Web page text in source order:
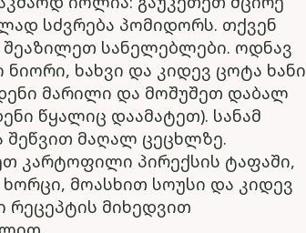
სძვრება პომიდორს. თქვენ
სანელებლები. ოდნავ
ხახვი და კიდევ ცოტა ხანი
მარილი და მოშუშეთ დაბალ
წყალიც დაამატეთ). სანამ
მაღალ ცეცხლზე.
კარტოფილი პირექსის ტაფაში,
მოასხით სოუსი და კიდევ
მიხედვით